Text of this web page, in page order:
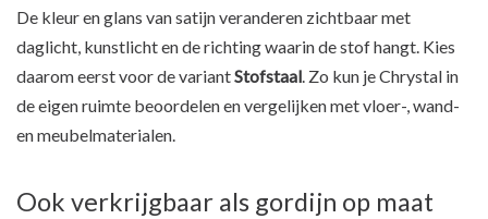
De kleur en glans van satijn veranderen zichtbaar met
daglicht, kunstlicht en de richting waarin de stof hangt. Kies
daarom eerst voor de variantStofstaal. Zo kun je Chrystal in
de eigen ruimte beoordelen en vergelijken met vloer-, wand-
en meubelmaterialen.
Ook verkrijgbaar als gordijn op maat